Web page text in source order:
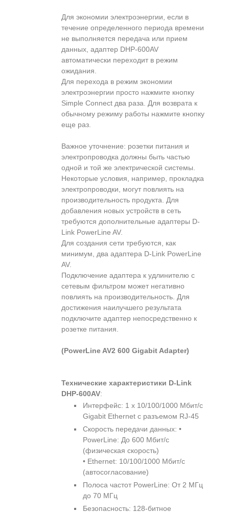
Для экономии электроэнергии, если в
течение определенного периода времени
не выполняется передача или прием
данных, адаптер DHP-600AV
автоматически переходит в режим
ожидания.
Для перехода в режим экономии
электроэнергии просто нажмите кнопку
Simple Connect два раза. Для возврата к
обычному режиму работы нажмите кнопку
еще раз.
Важное уточнение: розетки питания и
электропроводка должны быть частью
одной и той же электрической системы.
Некоторые условия, например, прокладка
электропроводки, могут повлиять на
производительность продукта. Для
добавления новых устройств в сеть
требуются дополнительные адаптеры D-
Link PowerLine AV.
Для создания сети требуются, как
минимум, два адаптера D-Link PowerLine
AV.
Подключение адаптера к удлинителю с
сетевым фильтром может негативно
повлиять на производительность. Для
достижения наилучшего результата
подключите адаптер непосредственно к
розетке питания.
(PowerLine AV2 600 Gigabit Adapter)
Технические характеристики D-Link
DHP-600AV:
Интерфейс: 1 x 10/100/1000 Мбит/с
Gigabit Ethernet с разъемом RJ-45
Скорость передачи данных: •
PowerLine: До 600 Мбит/с
(физическая скорость)
• Ethernet: 10/100/1000 Мбит/с
(автосогласование)
Полоса частот PowerLine: От 2 МГц
до 70 МГц
Безопасность: 128-битное